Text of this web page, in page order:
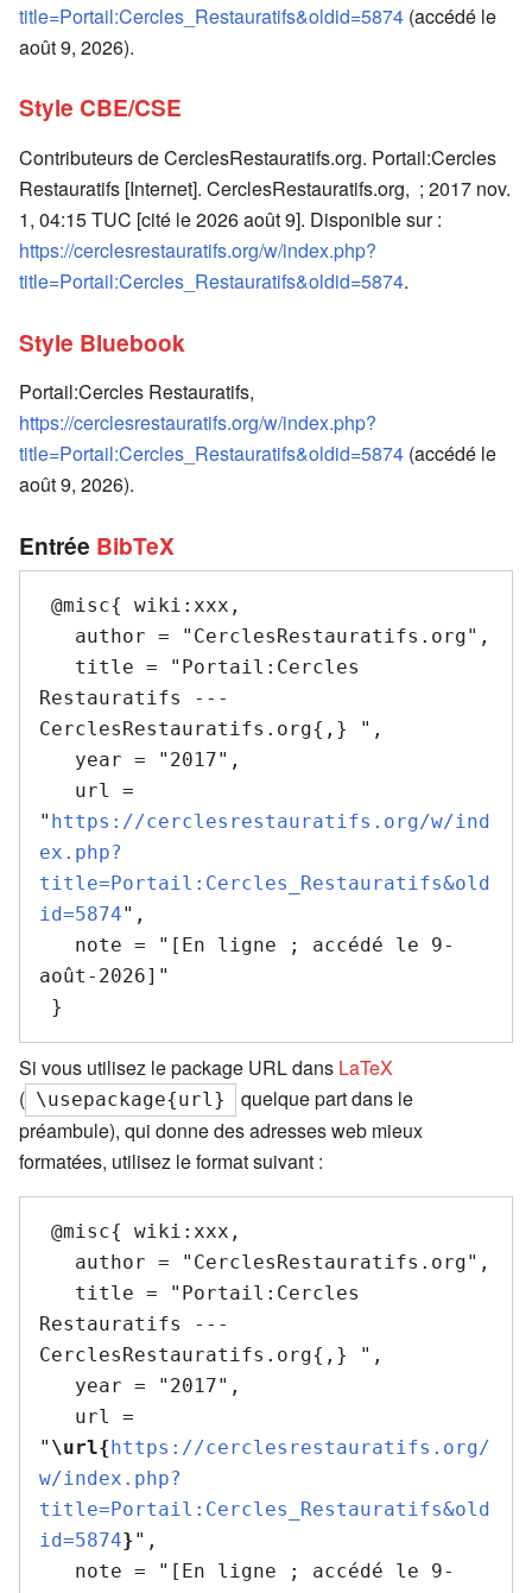
title=Portail:Cercles_Restauratifs&oldid=5874 (accédé le
août 9, 2026).
Style CBE/CSE
Contributeurs de CerclesRestauratifs.org. Portail:Cercles
Restauratifs [Internet]. CerclesRestauratifs.org, ; 2017 nov.
1, 04:15 TUC [cité le 2026 août 9]. Disponible sur :
https://cerclesrestauratifs.org/w/index.php?
title=Portail:Cercles_Restauratifs&oldid=5874.
Style Bluebook
Portail:Cercles Restauratifs,
https://cerclesrestauratifs.org/w/index.php?
title=Portail:Cercles_Restauratifs&oldid=5874 (accédé le
août 9, 2026).
Entrée BibTeX
Restauratifs ---
CerclesRestauratifs.org{,} ",
" https://cerclesrestauratifs.org/w/ind
ex.php?
title=Portail:Cercles_Restauratifs&old
id=5874",
août-2026]"
Si vous utilisez le package URL dans LaTeX
( \usepackage{url}
quelque part dans le
préambule), qui donne des adresses web mieux
formatées, utilisez le format suivant :
Restauratifs ---
CerclesRestauratifs.org{,} ",
" \url{ https://cerclesrestauratifs.org/
w/index.php?
title=Portail:Cercles_Restauratifs&old
id=5874}",